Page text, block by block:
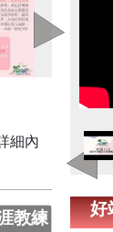
細內
教練
好